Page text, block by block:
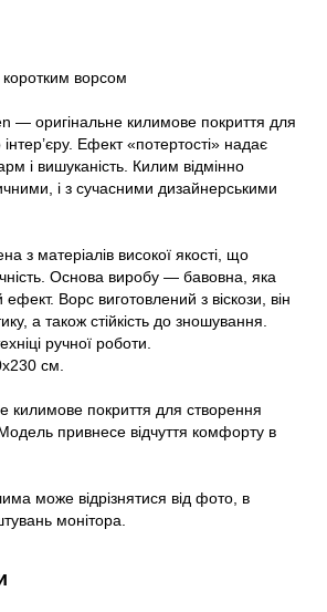
ворсом
— оригінальне килимове покриття для
Ефект «потертості» надає
і вишуканість. Килим відмінно
і з сучасними дизайнерськими
​​з матеріалів високої якості, що
Основа виробу — бавовна, яка
Ворс виготовлений з віскози, він
а також стійкість до зношування.
ручної роботи.
см.
килимове покриття для створення
привнесе відчуття комфорту в
може відрізнятися від фото, в
монітора.